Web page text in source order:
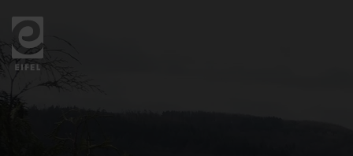
Zurück
zur
Startseite